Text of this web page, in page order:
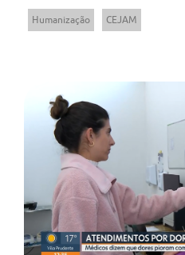
Humanização CEJAM